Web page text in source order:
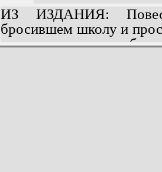
ИЗ ИЗДАНИЯ:
бросившем школу и
в душе его живет